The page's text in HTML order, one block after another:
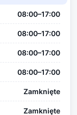
08:00–17:00
08:00–17:00
08:00–17:00
08:00–17:00
Zamknięte
Zamknięte